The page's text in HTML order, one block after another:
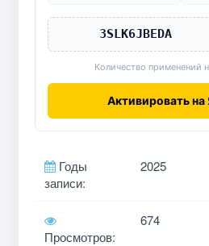
3SLK6JBEDA
Количество применений
Активировать на
Годы
записи:
2025
Просмотров:
674